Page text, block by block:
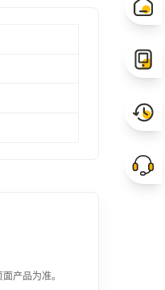
产品为准。